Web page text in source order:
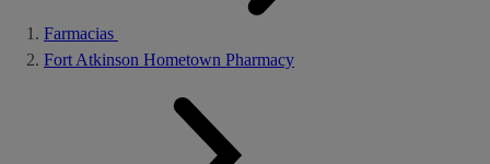
Farmacias
Fort Atkinson Hometown Pharmacy